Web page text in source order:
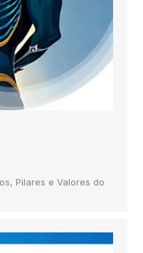
Pilares e Valores do